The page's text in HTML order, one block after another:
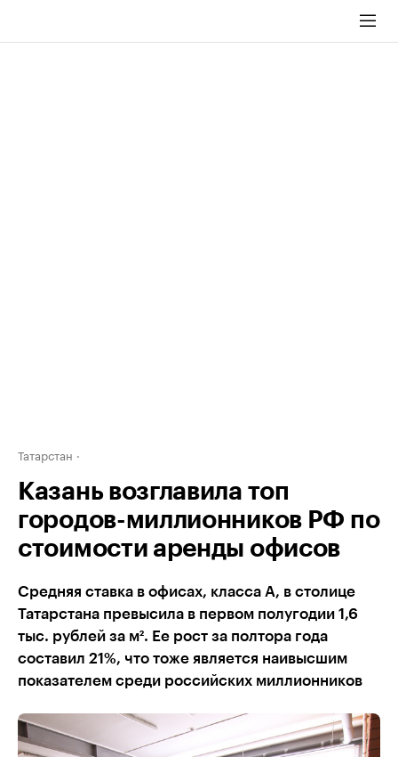
Татарстан
Казань возглавила топ
городов-миллионников РФ по
стоимости аренды офисов
Средняя ставка в офисах, класса А, в столице
Татарстана превысила в первом полугодии 1,6
тыс. рублей за м². Ее рост за полтора года
составил 21%, что тоже является наивысшим
показателем среди российских миллионников